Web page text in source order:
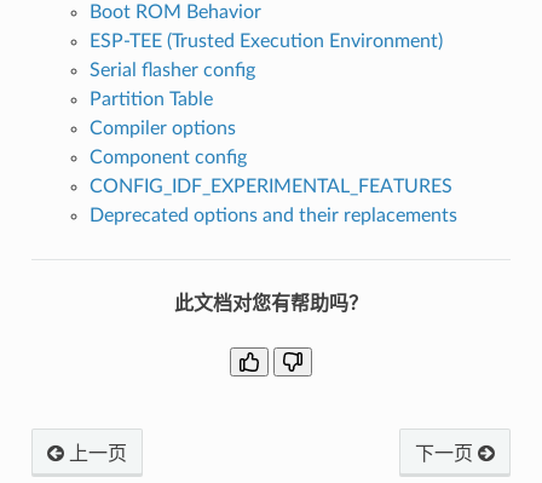
Boot ROM Behavior
ESP-TEE (Trusted Execution Environment)
Serial flasher config
Partition Table
Compiler options
Component config
CONFIG_IDF_EXPERIMENTAL_FEATURES
Deprecated options and their replacements
此文档对您有帮助吗？
上一页 下一页